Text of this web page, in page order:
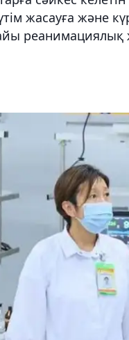
жасауға және